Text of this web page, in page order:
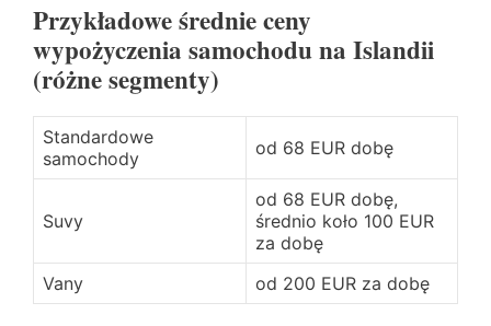
Przykładowe średnie ceny
wypożyczenia samochodu na Islandii
(różne segmenty)
Standardowe
samochody
od 68 EUR dobę
Suvy
od 68 EUR dobę,
średnio koło 100 EUR
za dobę
Vany
od 200 EUR za dobę